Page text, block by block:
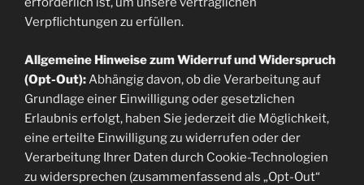
Verpflichtungen zu erfüllen.
Allgemeine Hinweise zum Widerruf und Widerspruch
(Opt-Out): Abhängig davon, ob die Verarbeitung auf
Grundlage einer Einwilligung oder gesetzlichen
Erlaubnis erfolgt, haben Sie jederzeit die Möglichkeit,
eine erteilte Einwilligung zu widerrufen oder der
Verarbeitung Ihrer Daten durch Cookie-Technologien
zu widersprechen (zusammenfassend als „Opt-Out“